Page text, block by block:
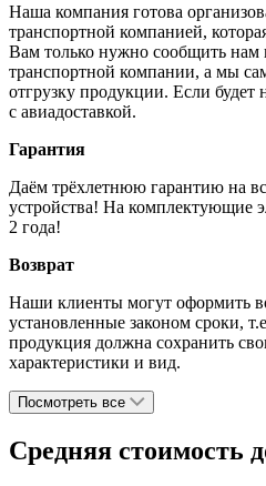
Наша компания готова
транспортной компанией,
Вам только нужно сообщить нам
транспортной компании, а мы
отгрузку продукции. Если
с авиадоставкой.
Гарантия
Даём трёхлетнюю гарантию на
устройства! На комплектующие
2 года!
Возврат
Наши клиенты могут оформить
установленные законом сроки,
продукция должна сохранить
характеристики и вид.
Посмотреть все
Средняя стоимость